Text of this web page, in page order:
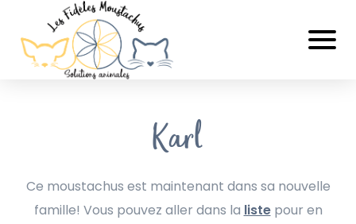
Karl
Ce moustachus est maintenant dans sa nouvelle
famille! Vous pouvez aller dans la listepour en